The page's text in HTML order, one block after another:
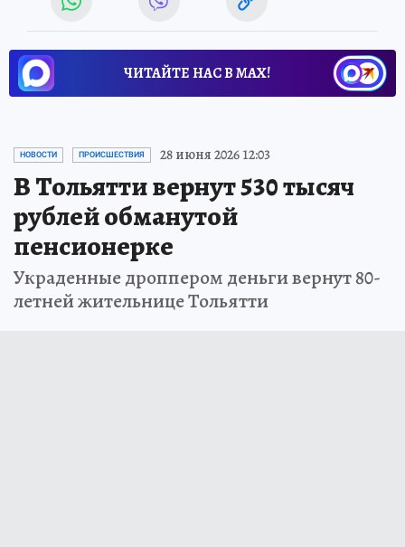
ЧИТАЙТЕ НАС В МАХ!
НОВОСТИ ПРОИСШЕСТВИЯ 28 июня 2026 12:03
В Тольятти вернут 530 тысяч
рублей обманутой
пенсионерке
Украденные дроппером деньги вернут 80-
летней жительнице Тольятти